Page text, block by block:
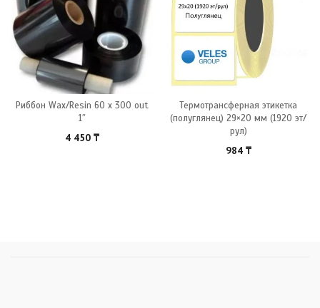
Риббон Wax/Resin 60 x 300 out
1″
4 450 ₸
Термотрансферная этикетка
(полуглянец) 29×20 мм (1920 эт/
рул)
984 ₸